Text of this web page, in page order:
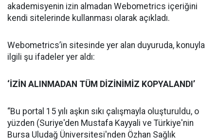
akademisyenin izin almadan Webometrics içeriğini
kendi sitelerinde kullanması olarak açıkladı.
Webometrics’in sitesinde yer alan duyuruda, konuyla
ilgili şu ifadeler yer aldı:
‘İZİN ALINMADAN TÜM DİZİNİMİZ KOPYALANDI’
“Bu portal 15 yılı aşkın sıkı çalışmayla oluşturuldu, o
yüzden (Suriye'den Mustafa Kayyali ve Türkiye'nin
Bursa Uludağ Üniversitesi'nden Özhan Sağlık